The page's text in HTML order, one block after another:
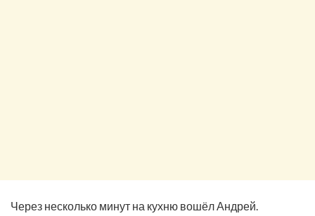
Через несколько минут на кухню вошёл Андрей.